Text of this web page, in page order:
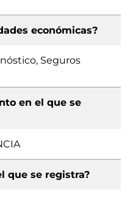
económicas?
Seguros
en el que se
que se registra?